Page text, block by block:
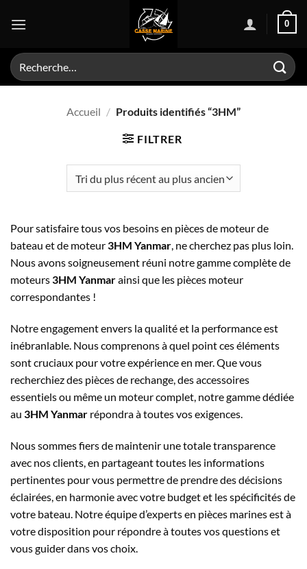
0
Recherche
pour :
Accueil / Produits identifiés “3HM”
FILTRER
Pour satisfaire tous vos besoins en pièces de moteur de
bateau et de moteur3HM Yanmar, ne cherchez pas plus loin.
Nous avons soigneusement réuni notre gamme complète de
moteurs3HM Yanmarainsi que les pièces moteur
correspondantes !
Notre engagement envers la qualité et la performance est
inébranlable. Nous comprenons à quel point ces éléments
sont cruciaux pour votre expérience en mer. Que vous
recherchiez des pièces de rechange, des accessoires
essentiels ou même un moteur complet, notre gamme dédiée
au 3HM Yanmar répondra à toutes vos exigences.
Nous sommes fiers de maintenir une totale transparence
avec nos clients, en partageant toutes les informations
pertinentes pour vous permettre de prendre des décisions
éclairées, en harmonie avec votre budget et les spécificités de
votre bateau. Notre équipe d’experts en pièces marines est à
votre disposition pour répondre à toutes vos questions et
vous guider dans vos choix.